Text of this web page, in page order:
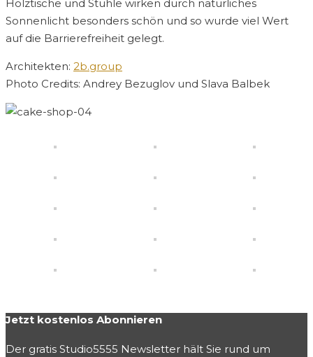
Holztische und Stühle wirken durch natürliches
Sonnenlicht besonders schön und so wurde viel Wert
auf die Barrierefreiheit gelegt.
Architekten: 2b.group
Photo Credits: Andrey Bezuglov und Slava Balbek
Jetzt kostenlos Abonnieren
Der gratis Studio5555 Newsletter hält Sie rund um